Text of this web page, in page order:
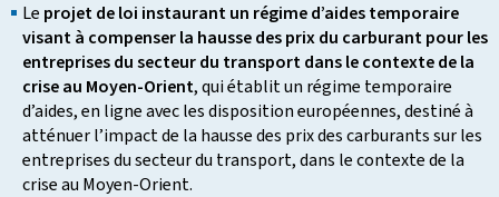
Le projet de loi instaurant un régime d’aides temporaire
visant à compenser la hausse des prix du carburant pour les
entreprises du secteur du transport dans le contexte de la
crise au Moyen-Orient, qui établit un régime temporaire
d’aides, en ligne avec les disposition européennes, destiné à
atténuer l’impact de la hausse des prix des carburants sur les
entreprises du secteur du transport, dans le contexte de la
crise au Moyen-Orient.